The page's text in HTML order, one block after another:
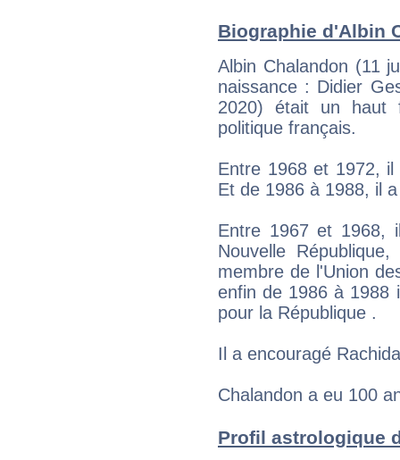
Biographie d'Albin
Albin Chalandon (11
naissance : Didier
2020) était un haut
politique français.
Entre 1968 et 1972,
Et de 1986 à 1988, il
Entre 1967 et 1968,
Nouvelle
membre de l'Union
enfin de 1986 à 1988
pour la République .
Il a encouragé
Chalandon a eu 100
Profil astrologique